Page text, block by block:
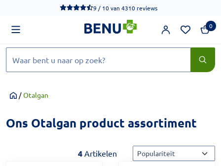
We werken momenteel hard aan het verbeteren van de
9 / 10van 4310 reviews
0
Home
/ Otalgan
Ons Otalgan product assortiment
4 Artikelen Sorteermethode